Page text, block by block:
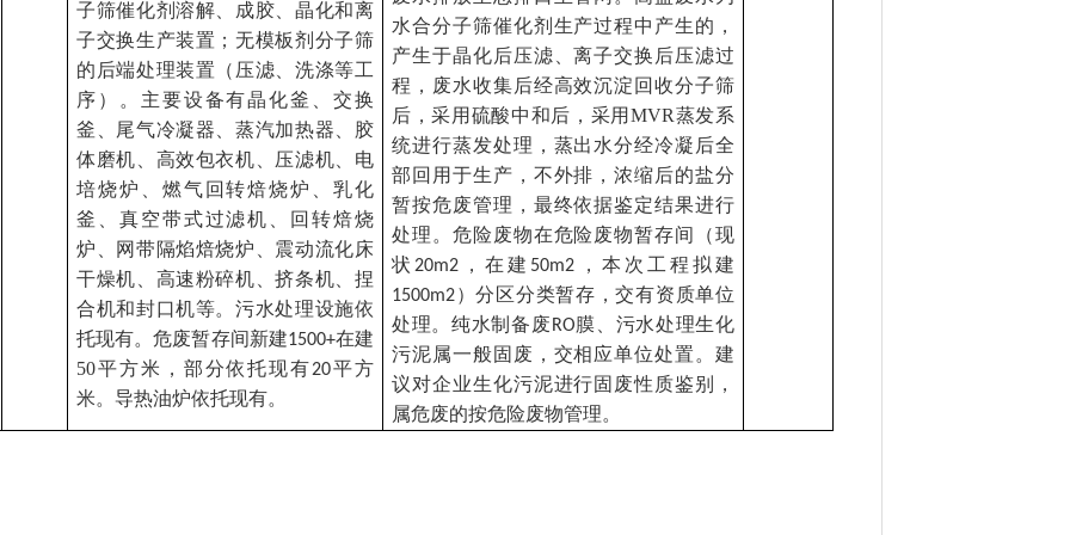
子筛催化剂溶解、成胶、晶化和离
子交换生产装置；无模板剂分子筛
的后端处理装置（压滤、洗涤等工
序）。主要设备有晶化釜、交换
釜、尾气冷凝器、蒸汽加热器、胶
体磨机、高效包衣机、压滤机、电
培烧炉、燃气回转焙烧炉、乳化
釜、真空带式过滤机、回转焙烧
炉、网带隔焰焙烧炉、震动流化床
干燥机、高速粉碎机、挤条机、捏
合机和封口机等。污水处理设施依
托现有。危废暂存间新建1500+在建
50平方米，部分依托现有20平方
米。导热油炉依托现有。
水合分子筛催化剂生产过程中产生的，
产生于晶化后压滤、离子交换后压滤过
程，废水收集后经高效沉淀回收分子筛
后，采用硫酸中和后，采用 MVR蒸发系
统进行蒸发处理，蒸出水分经冷凝后全
部回用于生产，不外排，浓缩后的盐分
暂按危废管理，最终依据鉴定结果进行
处理。危险废物在危险废物暂存间（现
状 20m2 ，在建 50m2 ，本次工程拟建
1500m2）分区分类暂存，交有资质单位
处理。纯水制备废 RO膜、污水处理生化
污泥属一般固废，交相应单位处置。建
议对企业生化污泥进行固废性质鉴别，
属危废的按危险废物管理。